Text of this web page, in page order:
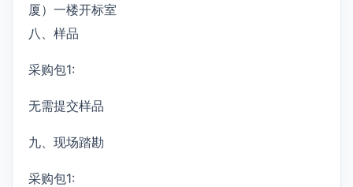
厦）一楼开标室
八、样品
采购包1:
无需提交样品
九、现场踏勘
采购包1: